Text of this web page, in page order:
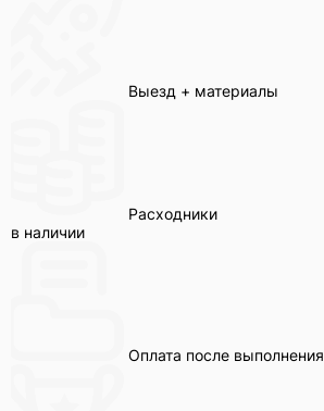
Выезд + материалы
Расходники
в наличии
Оплата после выполнения